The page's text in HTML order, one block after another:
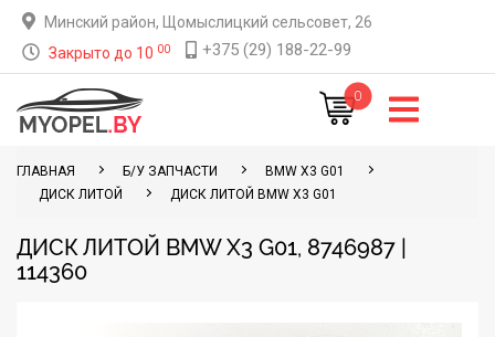
Минский район, Щомыслицкий сельсовет, 26
Закрыто до 10 00 +375 (29) 188-22-99
0
ГЛАВНАЯ Б/У ЗАПЧАСТИ
BMW X3 G01
ДИСК ЛИТОЙ
ДИСК ЛИТОЙ BMW X3 G01
ДИСК ЛИТОЙ BMW X3 G01, 8746987 |
114360